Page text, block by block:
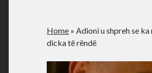
Home »Adioni u shpreh se
dicka të rëndë